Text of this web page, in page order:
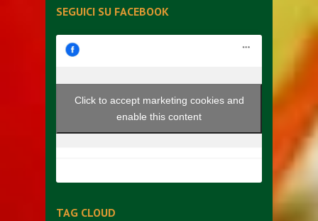
SEGUICI SU FACEBOOK
Click to accept marketing cookies and
enable this content
TAG CLOUD